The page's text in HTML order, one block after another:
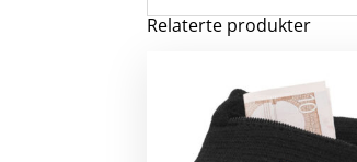
Relaterte produkter